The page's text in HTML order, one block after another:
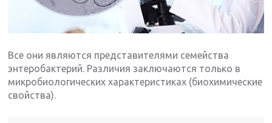
Все они являются представителями семейства
энтеробактерий. Различия заключаются только в
микробиологических характеристиках (биохимические
свойства).